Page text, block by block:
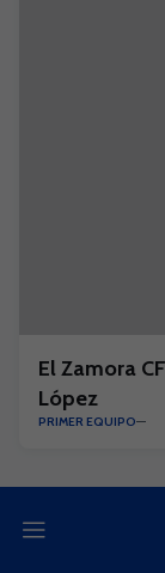
El Zamora
López
PRIMER EQUIPO